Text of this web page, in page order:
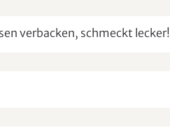
verbacken, schmeckt lecker!